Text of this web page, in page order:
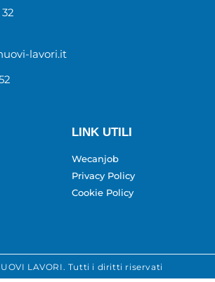
lavori.it
LINK UTILI
Wecanjob
Privacy Policy
Cookie Policy
LAVORI. Tutti i diritti riservati